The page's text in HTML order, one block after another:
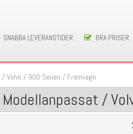
SNABBA LEVERANSTIDER BRA PRISER
/Volvo / 900-Serien / Framvagn
Modellanpassat /